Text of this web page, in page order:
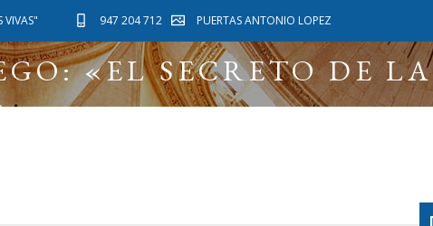
VIVAS" 947 204 712 PUERTAS ANTONIO LOPEZ
«EL SECRETO DE LA